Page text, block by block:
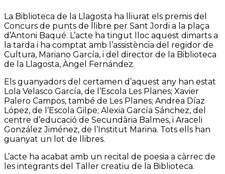
La Biblioteca de la Llagosta ha lliurat els premis del
Concurs de punts de llibre per Sant Jordi a la plaça
d’Antoni Baqué. L’acte ha tingut lloc aquest dimarts a
la tarda i ha comptat amb l’assistència del regidor de
Cultura, Mariano García, i del director de la Biblioteca
de la Llagosta, Àngel Fernández.
Els guanyadors del certamen d’aquest any han estat
Lola Velasco García, de l’Escola Les Planes; Xavier
Palero Campos, també de Les Planes; Andrea Díaz
López, de l’Escola Gilpe; Alexia García Sánchez, del
centre d’educació de Secundària Balmes, i Araceli
González Jiménez, de l’Institut Marina. Tots ells han
guanyat un lot de llibres.
L’acte ha acabat amb un recital de poesia a càrrec de
les integrants del Taller creatiu de la Biblioteca.